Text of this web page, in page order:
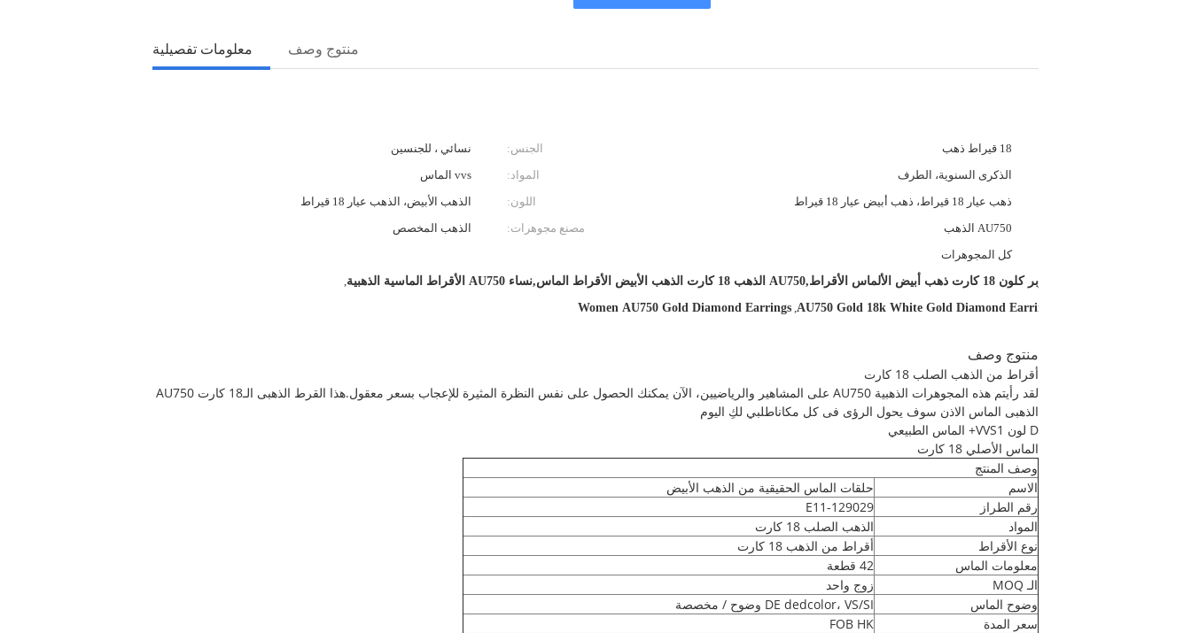
معلومات تفصيلية منتوج وصف
18 قيراط ذهب الجنس:
نسائي ، للجنسين
الذكرى السنوية، الطرف المواد:
vvs الماس
ذهب عيار 18 قيراط، ذهب أبيض عيار 18 قيراط اللون:
الذهب الأبيض، الذهب عيار 18 قيراط
AU750 الذهب مصنع مجوهرات:
الذهب المخصص
كل المجوهرات
سوبر كلون 18 كارت ذهب أبيض الألماس الأقراط,AU750 الذهب 18 كارت الذهب الأبيض الأقراط الماس,نساء AU750 الأقراط الماسية الذهبية
,
AU750 Gold 18k White Gold Diamond Earrings
,
Women AU750 Gold Diamond Earrings
منتوج وصف
أقراط من الذهب الصلب 18 كارت
لقد رأيتم هذه المجوهرات الذهبية AU750 على المشاهير والرياضيين، الآن يمكنك الحصول على نفس النظرة المثيرة للإعجاب بسعر معقول.هذا القرط الذهبى الـ18 كارت AU750
الذهبى الماس الاذن سوف يحول الرؤى فى كل مكاناطلبي لكِ اليوم
D لون VVS1+ الماس الطبيعي
الماس الأصلي 18 كارت
وصف المنتج
الاسم
حلقات الماس الحقيقية من الذهب الأبيض
رقم الطراز
E11-129029
المواد
الذهب الصلب 18 كارت
نوع الأقراط
أقراط من الذهب 18 كارت
معلومات الماس
42 قطعة
الـ MOQ
زوج واحد
وضوح الماس
DE dedcolor، VS/SI وضوح / مخصصة
سعر المدة
FOB HK